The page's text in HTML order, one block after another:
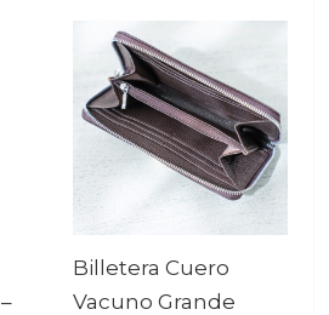
–
Billetera Cuero
Vacuno Grande